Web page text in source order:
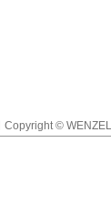
Copyright ©